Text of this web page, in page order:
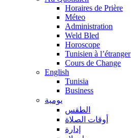
Horaires de Prière
Méteo
Administration
Weld Bled
Horoscope
Tunisien à l’étranger
Cours de Change
English
Tunisia
Business
يومية
الطقس
أوقات الصلاة
إدارة